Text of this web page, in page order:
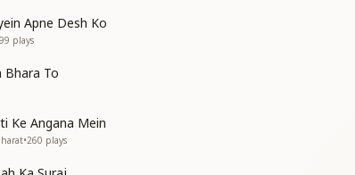
Apne Desh Ko
plays
Bhara To
Ke Angana Mein
•260 plays